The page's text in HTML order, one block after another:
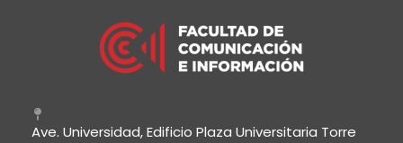
Ave. Universidad, Edificio Plaza Universitaria Torre